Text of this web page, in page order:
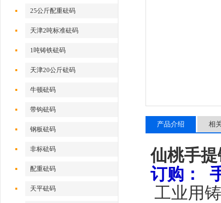
25公斤配重砝码
天津2吨标准砝码
1吨铸铁砝码
天津20公斤砝码
牛顿砝码
带钩砝码
钢板砝码
非标砝码
配重砝码
天平砝码
产品介绍 相
仙桃手
订购：
工业用